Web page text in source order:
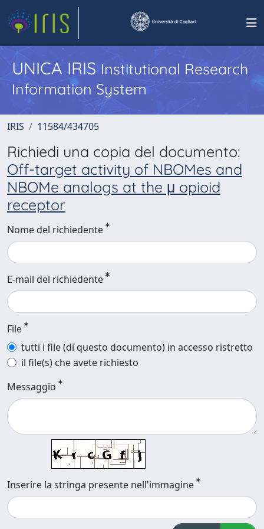
UNICA IRISInstitutional Research
Information System
IRIS 11584/434705
Richiedi una copia del documento:
Off-target activity of NBOMes and
NBOMe analogs at the μ opioid
receptor
Nome del richiedente
E-mail del richiedente
File
tutti i file (di questo documento) in accesso ristretto
il file(s) che avete richiesto
Messaggio
Inserire la stringa presente nell'immagine